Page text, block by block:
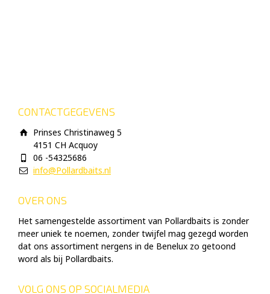
CONTACTGEGEVENS
Prinses Christinaweg 5
4151 CH Acquoy
06 -54325686
info@Pollardbaits.nl
OVER ONS
Het samengestelde assortiment van Pollardbaits is zonder
meer uniek te noemen, zonder twijfel mag gezegd worden
dat ons assortiment nergens in de Benelux zo getoond
word als bij Pollardbaits.
VOLG ONS OP SOCIALMEDIA